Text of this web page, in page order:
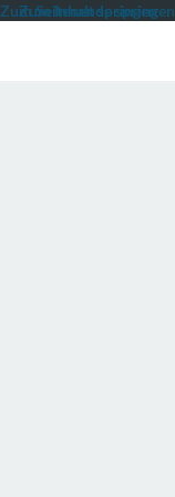
Zum Inhalt springen
Zum Seitenende springen